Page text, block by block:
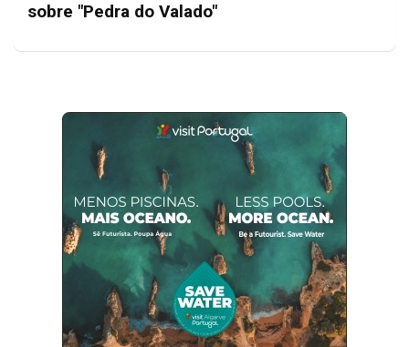
sobre "Pedra do Valado"